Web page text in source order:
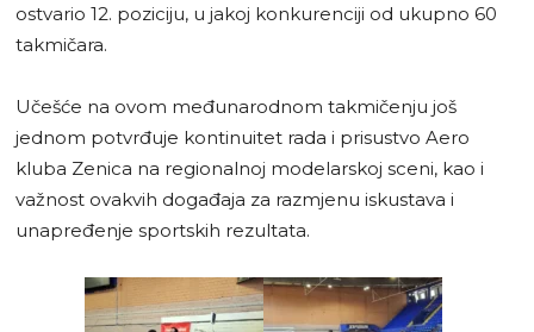
ostvario 12. poziciju, u jakoj konkurenciji od ukupno 60
takmičara.
Učešće na ovom međunarodnom takmičenju još
jednom potvrđuje kontinuitet rada i prisustvo Aero
kluba Zenica na regionalnoj modelarskoj sceni, kao i
važnost ovakvih događaja za razmjenu iskustava i
unapređenje sportskih rezultata.